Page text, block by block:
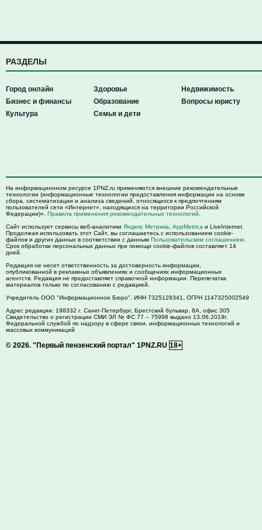
РАЗДЕЛЫ
Город онлайн
Бизнес и финансы
Культура
Здоровье
Образование
Семья и дети
Недвижимость
Вопросы юристу
На информационном ресурсе 1PNZ.ru применяются внешние рекомендательные
технологии (информационные технологии предоставления информации на основе
сбора, систематизации и анализа сведений, относящихся к предпочтениям
пользователей сети «Интернет», находящихся на территории Российской
Федерации)». Правила применения рекомендательных технологий
Сайт использует сервисы веб-аналитики Яндекс Метрика AppMetrica и LiveInternet.
Продолжая использовать этот Сайт, вы соглашаетесь с использованием cookie-
файлов и других данных в соответствии с данным Пользовательским соглашением
Срок обработки персональных данных при помощи cookie-файлов составляет 14
дней.
Редакция не несет ответственность за достоверность информации,
опубликованной в рекламных объявлениях и сообщениях информационных
агентств. Редакция не предоставляет справочной информации. Перепечатка
материалов только по согласованию с редакцией.
Учредитель ООО "Информационное Бюро". ИНН 7325128341, ОГРН 1147325002549
Адрес редакции: 198332 г. Санкт-Петербург, Брестский бульвар, 8А, офис 305
Свидетельство о регистрации СМИ ЭЛ № ФС 77 – 75998 выдано 13.06.2019г.
Федеральной службой по надзору в сфере связи, информационных технологий и
массовых коммуникаций
© 2026. "Первый пензенский портал" 1PNZ.RU 18+